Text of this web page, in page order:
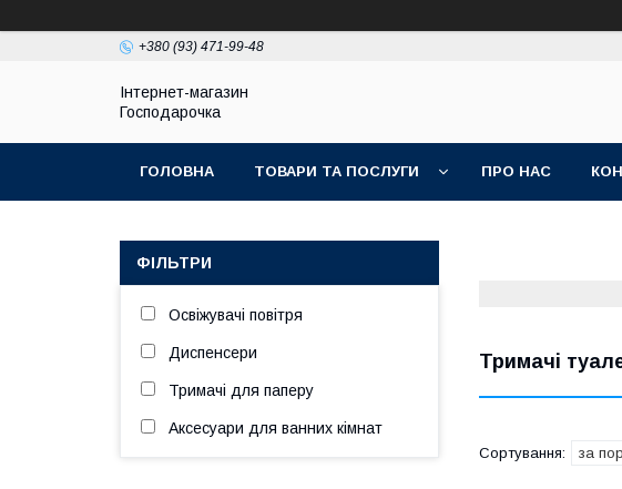
+380 (93) 471-99-48
Інтернет-магазин
Господарочка
ГОЛОВНА ТОВАРИ ТА ПОСЛУГИ ПРО НАС
Тримачі
ФІЛЬТРИ
Освіжувачі повітря
Диспенсери
Тримачі для паперу
Аксесуари для ванних кімнат